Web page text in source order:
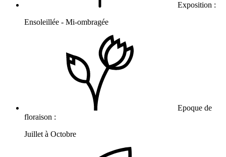
Exposition :
Ensoleillée - Mi-ombragée
Epoque de
floraison :
Juillet à Octobre